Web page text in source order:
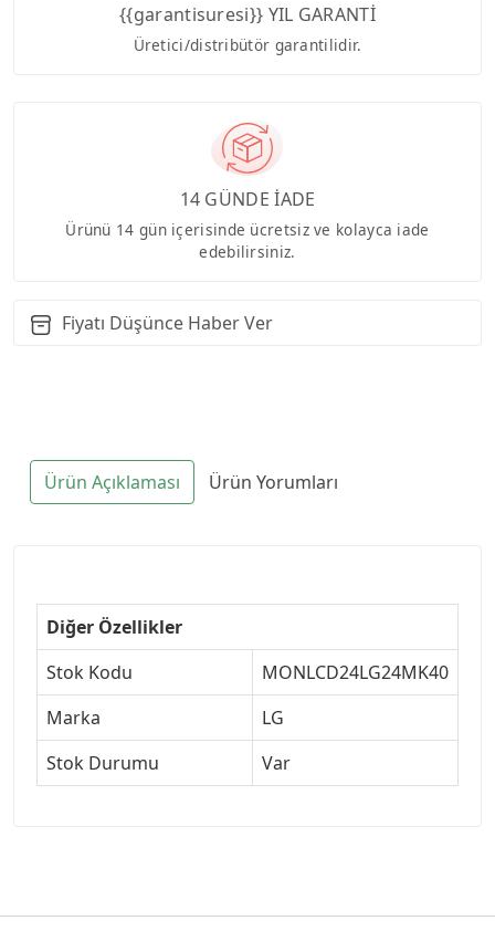
{{garantisuresi}} YIL GARANTİ
Üretici/distribütör garantilidir.
14 GÜNDE İADE
Ürünü 14 gün içerisinde ücretsiz ve kolayca iade
edebilirsiniz.
Fiyatı Düşünce Haber Ver
Ürün Açıklaması Ürün Yorumları
Diğer Özellikler
Stok Kodu
MONLCD24LG24MK40
Marka
LG
Stok Durumu
Var